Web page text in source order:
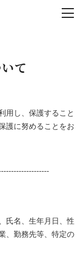
て
用し、保護すること
護に努めることをお
氏名、生年月日、性
、勤務先等、特定の